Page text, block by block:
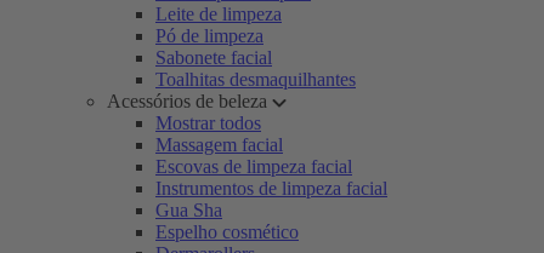
Leite de limpeza
Pó de limpeza
Sabonete facial
Toalhitas desmaquilhantes
Acessórios de beleza
Mostrar todos
Massagem facial
Escovas de limpeza facial
Instrumentos de limpeza facial
Gua Sha
Espelho cosmético